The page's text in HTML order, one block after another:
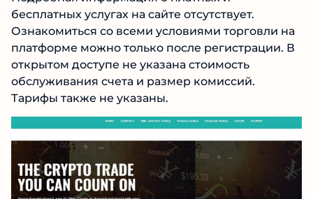
бесплатных услугах на сайте отсутствует.
Ознакомиться со всеми условиями торговли
на платформе можно только после
регистрации. В открытом доступе не указана
стоимость обслуживания счета и размер
комиссий. Тарифы также не указаны.